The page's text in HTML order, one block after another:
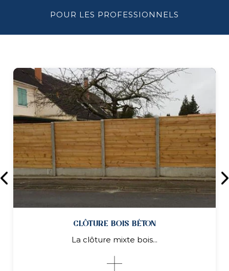
POUR LES PROFESSIONNELS
CLÔTURE BOIS BÉTON
La clôture mixte bois...